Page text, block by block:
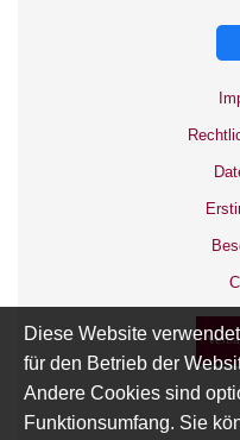
Diese Website
für den Betrieb der
Andere Cookies sind
Funktionsumfang. Sie